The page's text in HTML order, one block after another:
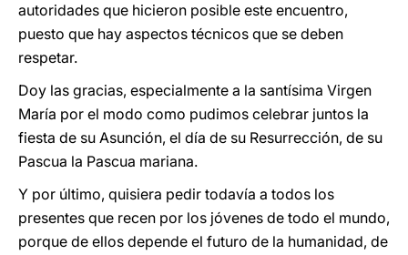
autoridades que hicieron posible este encuentro,
puesto que hay aspectos técnicos que se deben
respetar.
Doy las gracias, especialmente a la santísima Virgen
María por el modo como pudimos celebrar juntos la
fiesta de su Asunción, el día de su Resurrección, de su
Pascua la Pascua mariana.
Y por último, quisiera pedir todavía a todos los
presentes que recen por los jóvenes de todo el mundo,
porque de ellos depende el futuro de la humanidad, de